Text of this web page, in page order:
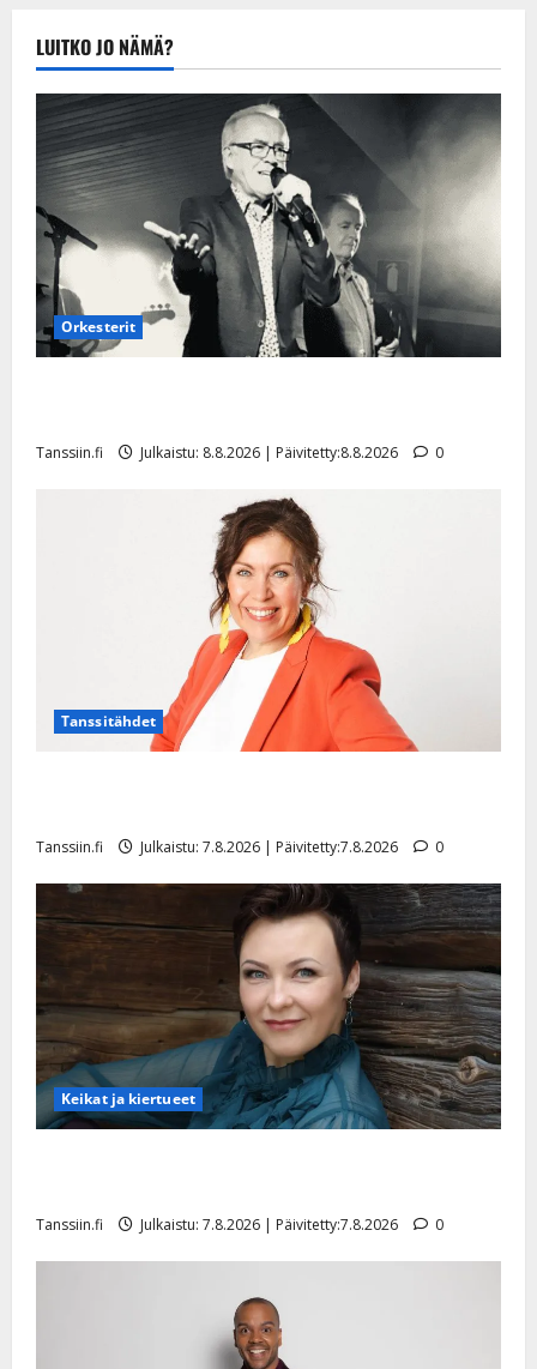
20.8.2025 |
LUITKO JO NÄMÄ?
Orkesterit
Tanssiin.fi Julkaistu: 8.8.2026 | Päivitetty:8.8.2026 0
Tanssitähdet
Tanssiin.fi Julkaistu: 7.8.2026 | Päivitetty:7.8.2026 0
Keikat ja kiertueet
Tanssiin.fi Julkaistu: 7.8.2026 | Päivitetty:7.8.2026 0